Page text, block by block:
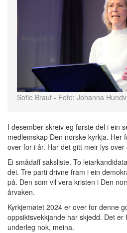
Sofie Braut - Foto: Johanna
I desember skreiv eg første del i ein
medlemskap Den norske kyrkja. Her
over for i år. Har det gitt meir lys
Ei smådaff saksliste. To
dei. Tre parti drivne fram i ein
på. Den som vil vera kristen i Den
årvaken.
Kyrkjemøtet 2024 er over for denne
oppsiktsvekkjande har skjedd. Det er
underleg nok, meina.